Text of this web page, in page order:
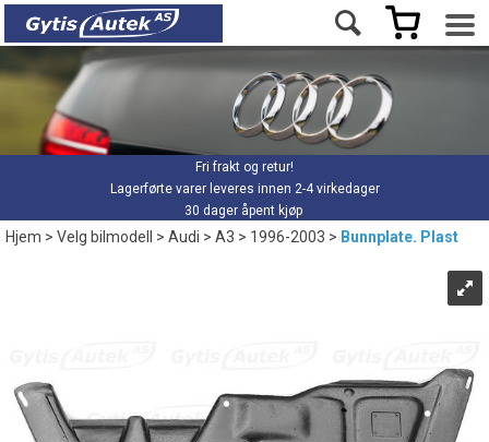
Fri frakt og retur!
Lagerførte varer leveres innen 2-4 virkedager
30 dager åpent kjøp
Hjem>Velg bilmodell >Audi>A3>1996-2003> Bunnplate. Plast